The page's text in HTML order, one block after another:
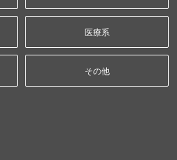
医療系
その他